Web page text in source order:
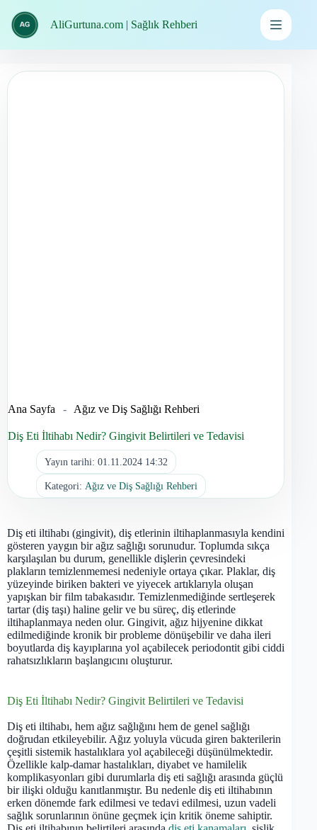
geç
AliGurtuna.com | Sağlık Rehberi
Ana Sayfa - Ağız ve Diş Sağlığı Rehberi
Diş Eti İltihabı Nedir? Gingivit Belirtileri ve Tedavisi
Yayın tarihi: 01.11.2024 14:32
Kategori: Ağız ve Diş Sağlığı Rehberi
Diş eti iltihabı (gingivit), diş etlerinin iltihaplanmasıyla kendini
gösteren yaygın bir ağız sağlığı sorunudur. Toplumda sıkça
karşılaşılan bu durum, genellikle dişlerin çevresindeki
plakların temizlenmemesi nedeniyle ortaya çıkar. Plaklar, diş
yüzeyinde biriken bakteri ve yiyecek artıklarıyla oluşan
yapışkan bir film tabakasıdır. Temizlenmediğinde sertleşerek
tartar (diş taşı) haline gelir ve bu süreç, diş etlerinde
iltihaplanmaya neden olur. Gingivit, ağız hijyenine dikkat
edilmediğinde kronik bir probleme dönüşebilir ve daha ileri
boyutlarda diş kayıplarına yol açabilecek periodontit gibi ciddi
rahatsızlıkların başlangıcını oluşturur.
Diş Eti İltihabı Nedir? Gingivit Belirtileri ve Tedavisi
Diş eti iltihabı, hem ağız sağlığını hem de genel sağlığı
doğrudan etkileyebilir. Ağız yoluyla vücuda giren bakterilerin
çeşitli sistemik hastalıklara yol açabileceği düşünülmektedir.
Özellikle kalp-damar hastalıkları, diyabet ve hamilelik
komplikasyonları gibi durumlarla diş eti sağlığı arasında güçlü
bir ilişki olduğu kanıtlanmıştır. Bu nedenle diş eti iltihabının
erken dönemde fark edilmesi ve tedavi edilmesi, uzun vadeli
sağlık sorunlarının önüne geçmek için kritik öneme sahiptir.